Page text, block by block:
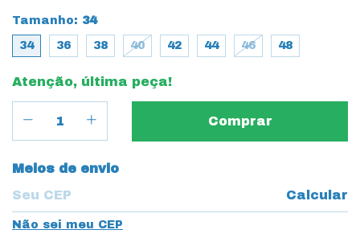
Tamanho: 34
34 36 38 40 42 44 46 48
Atenção, última peça!
Entregas para o CEP:
Meios de envio
Calcular
Não sei meu CEP